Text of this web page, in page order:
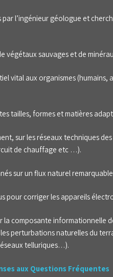
l’ingénieur géologue et
végétaux sauvages et de
vital aux organismes (humains,
tailles, formes et matières
sur les réseaux techniques
de chauffage etc …).
sur un flux naturel
pour corriger les appareils
la composante informationnelle
perturbations naturelles du
telluriques…).
aux Questions Fréquentes